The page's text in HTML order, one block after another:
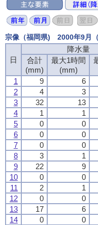
宗像（福岡県) 2000年9月
日
降水量
合計
(mm)
最大1時間
(mm)
1
9 6
2
4 3
3
32 13
4
1 1
5
0 0
6
0 0
7
0 0
8
3 1
9
22 9
10
0 0
11
2 1
12
0 0
13
17 6
14
0 0
日
降水量
合計
(mm)
最大1時間
(mm)
1
9 6
2
4 3
3
32 13
4
1 1
5
0 0
6
0 0
7
0 0
8
3 1
9
22 9
10
0 0
11
2 1
12
0 0
13
17 6
14
0 0
日
降水量
合計
(mm)
最大1時間
(mm)
1
9 6
2
4 3
3
32 13
4
1 1
5
0 0
6
0 0
7
0 0
8
3 1
9
22 9
10
0 0
11
2 1
12
0 0
13
17 6
14
0 0
日
降水量
合計
(mm)
最大1時間
(mm)
1
9 6
2
4 3
3
32 13
4
1 1
5
0 0
6
0 0
7
0 0
8
3 1
9
22 9
10
0 0
11
2 1
12
0 0
13
17 6
14
0 0